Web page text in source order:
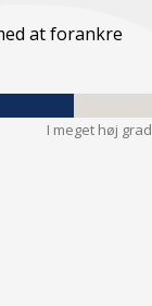
at forankre
I meget høj grad